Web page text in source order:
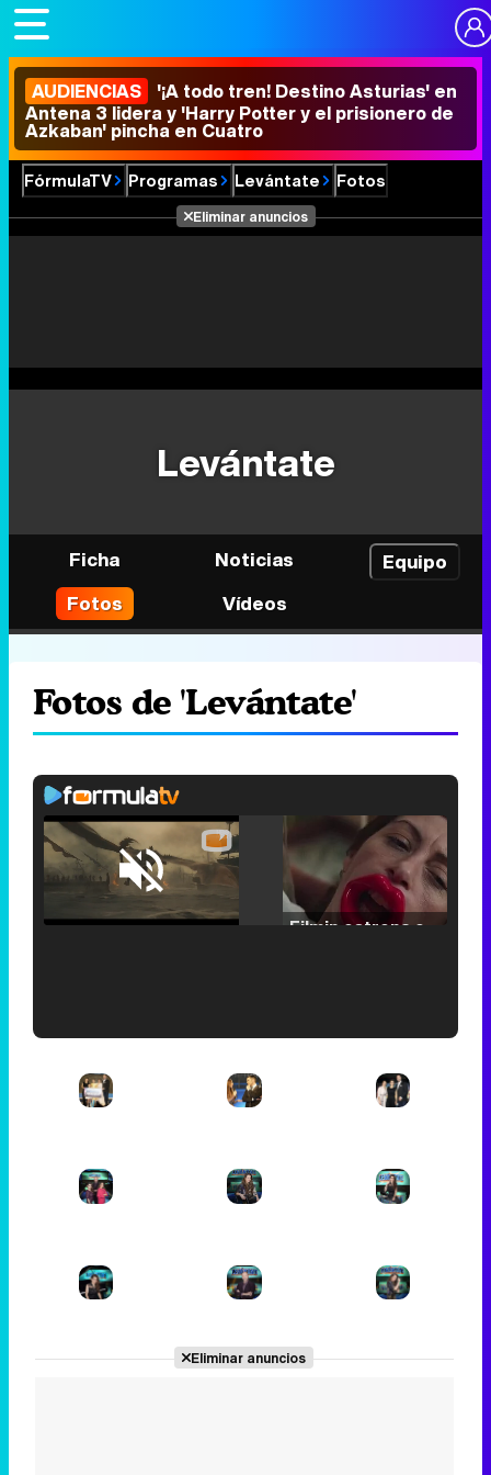
AUDIENCIAS '¡A todo tren! Destino Asturias' en
Antena 3 lidera y 'Harry Potter y el prisionero de
Azkaban' pincha en Cuatro
FórmulaTV Programas Levántate Fotos
Eliminar anuncios
Levántate
Ficha Noticias
Equipo
Fotos
Vídeos
Fotos de 'Levántate'
Unmute /
Loaded :
29.30%
Eliminar anuncios